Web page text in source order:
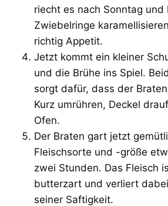
riecht es nach Sonntag und
Zwiebelringe
richtig Appetit.
Jetzt kommt ein kleiner
und die Brühe ins Spiel.
sorgt dafür, dass der
Kurz umrühren, Deckel
Ofen.
Der Braten gart jetzt
Fleischsorte und -größe
zwei Stunden. Das Fleisch
butterzart und verliert
seiner Saftigkeit.